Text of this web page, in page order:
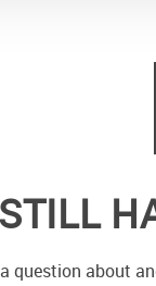
question about